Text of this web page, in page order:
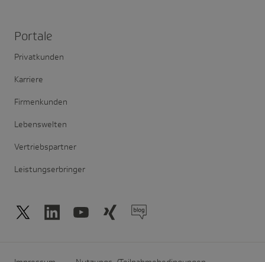
Portale
Privatkunden
Karriere
Firmenkunden
Lebenswelten
Vertriebspartner
Leistungserbringer